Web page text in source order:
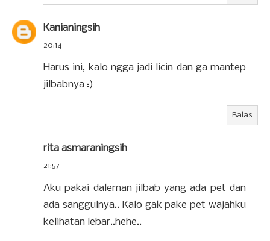
Kanianingsih
20:14
Harus ini, kalo ngga jadi licin dan ga mantep
jilbabnya :)
Balas
rita asmaraningsih
21:57
Aku pakai daleman jilbab yang ada pet dan
ada sanggulnya.. Kalo gak pake pet wajahku
kelihatan lebar..hehe..